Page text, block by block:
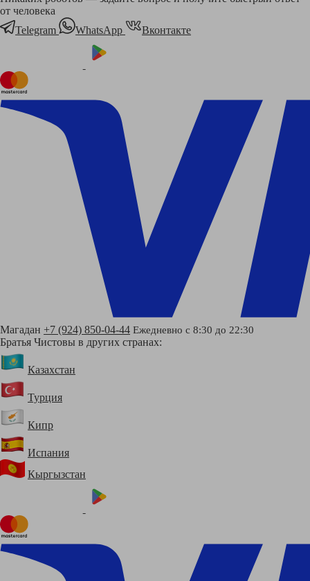
от человека
Telegram
WhatsApp Вконтакте
Магадан +7 (924) 850-04-44 Ежедневно с 8:30 до 22:30
Братья Чистовы в других странах:
Казахстан
Турция
Кипр
Испания
Кыргызстан